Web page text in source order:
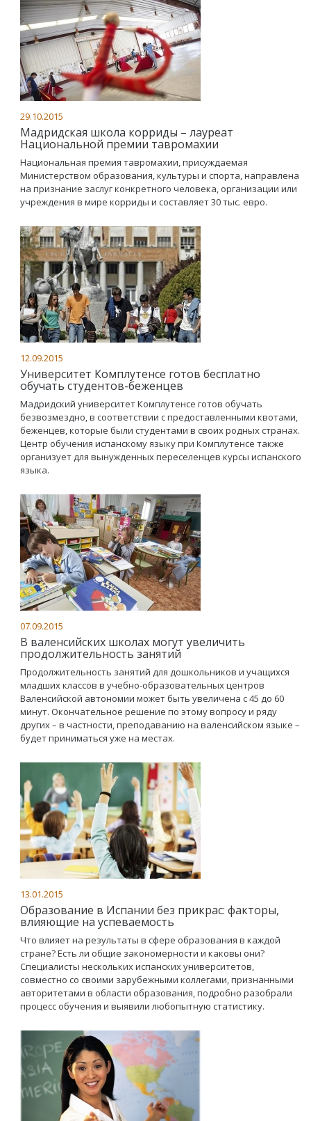
29.10.2015
Мадридская школа корриды – лауреат
Национальной премии тавромахии
Национальная премия тавромахии, присуждаемая
Министерством образования, культуры и спорта, направлена
на признание заслуг конкретного человека, организации или
учреждения в мире корриды и составляет 30 тыс. евро.
12.09.2015
Университет Комплутенсе готов бесплатно
обучать студентов-беженцев
Мадридский университет Комплутенсе готов обучать
безвозмездно, в соответствии с предоставленными квотами,
беженцев, которые были студентами в своих родных странах.
Центр обучения испанскому языку при Комплутенсе также
организует для вынужденных переселенцев курсы испанского
языка.
07.09.2015
В валенсийских школах могут увеличить
продолжительность занятий
Продолжительность занятий для дошкольников и учащихся
младших классов в учебно-образовательных центров
Валенсийской автономии может быть увеличена с 45 до 60
минут. Окончательное решение по этому вопросу и ряду
других – в частности, преподаванию на валенсийском языке –
будет приниматься уже на местах.
13.01.2015
Образование в Испании без прикрас: факторы,
влияющие на успеваемость
Что влияет на результаты в сфере образования в каждой
стране? Есть ли общие закономерности и каковы они?
Специалисты нескольких испанских университетов,
совместно со своими зарубежными коллегами, признанными
авторитетами в области образования, подробно разобрали
процесс обучения и выявили любопытную статистику.